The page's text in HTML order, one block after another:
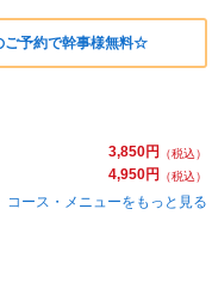
ご予約で幹事様無料☆
3,850円
（税込）
4,950円
（税込）
コース・メニューをもっと見る